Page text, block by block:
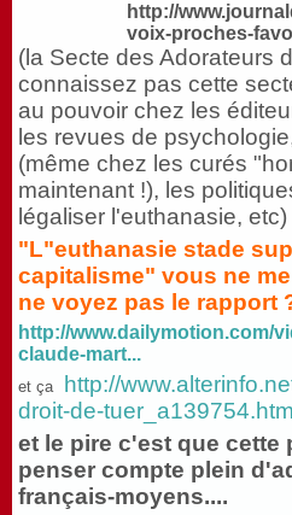
http://
voix-proches-
(la Secte des Adorateurs
connaissez pas cette
au pouvoir chez les
les revues de
(même chez les curés
maintenant !), les
légaliser l'euthanasie, etc)
"L"euthanasie stade
capitalisme" vous ne
ne voyez pas le rapport
http://www.dailymotion.com/
claude-mart...
et ça
http://
droit-de-tuer_a139754.html
et le pire c'est que cette
penser compte plein
français-moyens....